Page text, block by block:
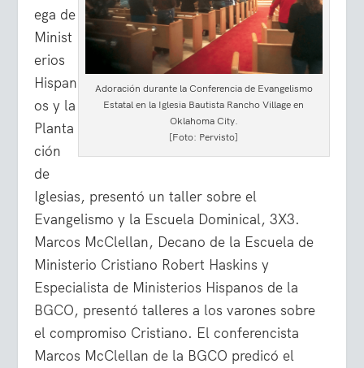
Adoración durante la Conferencia de Evangelismo
Estatal en la Iglesia Bautista Rancho Village en
Oklahoma City.
[Foto: Pervisto]
ega de
Minist
erios
Hispan
os y la
Planta
ción
de
Iglesias, presentó un taller sobre el
Evangelismo y la Escuela Dominical, 3X3.
Marcos McClellan, Decano de la Escuela de
Ministerio Cristiano Robert Haskins y
Especialista de Ministerios Hispanos de la
BGCO, presentó talleres a los varones sobre
el compromiso Cristiano. El conferencista
Marcos McClellan de la BGCO predicó el